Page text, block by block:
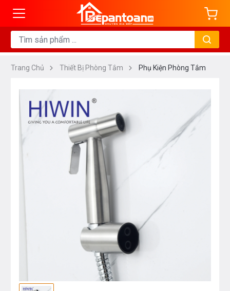
Trang Chủ Thiết Bị Phòng Tắm Phụ Kiện Phòng Tắm